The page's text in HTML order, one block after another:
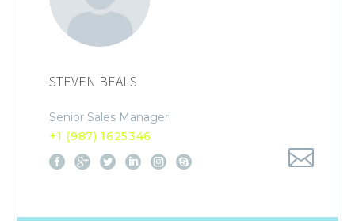
STEVEN BEALS
Senior Sales Manager
+1 (987) 1625346